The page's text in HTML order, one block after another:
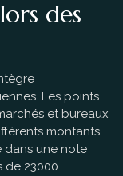
des
Les points
et bureaux
montants.
dans une note
de 23000